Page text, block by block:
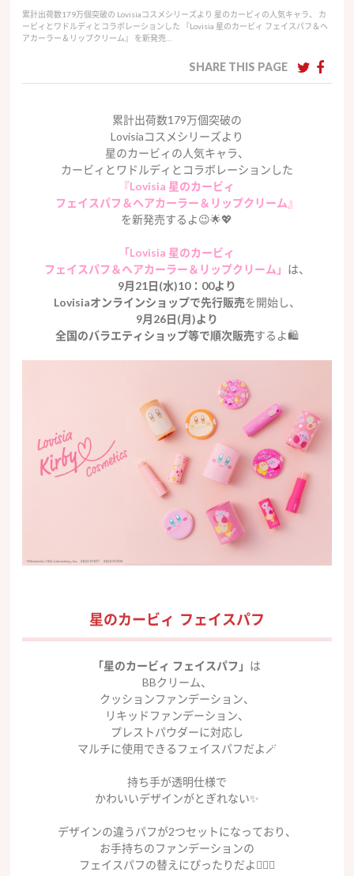
累計出荷数179万個突破の Lovisiaコスメシリーズより 星のカービィの人気キャラ、 カ
ービィとワドルディとコラボレーションした 『Lovisia 星のカービィ フェイスパフ＆ヘ
アカーラー＆リップクリーム』 を新発売…
SHARE THIS PAGE
累計出荷数179万個突破の
Lovisiaコスメシリーズより
星のカービィの人気キャラ、
カービィとワドルディとコラボレーションした
『Lovisia 星のカービィ
フェイスパフ＆ヘアカーラー＆リップクリーム』
を新発売するよ😉🌟💖
「Lovisia 星のカービィ
フェイスパフ＆ヘアカーラー＆リップクリーム」 は、
9月21日(水)10：00より
Lovisiaオンラインショップで先行販売を開始し、
9月26日(月)より
全国のバラエティショップ等で順次販売するよ🛍
星のカービィ フェイスパフ
「星のカービィ フェイスパフ」 は
BBクリーム、
クッションファンデーション、
リキッドファンデーション、
プレストパウダーに対応し
マルチに使用できるフェイスパフだよ🪄
持ち手が透明仕様で
かわいいデザインがとぎれない✨
デザインの違うパフが2つセットになっており、
お手持ちのファンデーションの
フェイスパフの替えにぴったりだよ✌🏻💕